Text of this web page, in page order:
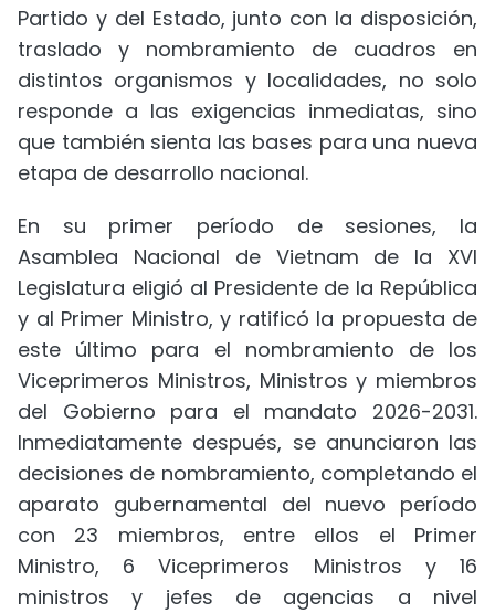
Partido y del Estado, junto con la disposición,
traslado y nombramiento de cuadros en
distintos organismos y localidades, no solo
responde a las exigencias inmediatas, sino
que también sienta las bases para una nueva
etapa de desarrollo nacional.
En su primer período de sesiones, la
Asamblea Nacional de Vietnam de la XVI
Legislatura eligió al Presidente de la República
y al Primer Ministro, y ratificó la propuesta de
este último para el nombramiento de los
Viceprimeros Ministros, Ministros y miembros
del Gobierno para el mandato 2026-2031.
Inmediatamente después, se anunciaron las
decisiones de nombramiento, completando el
aparato gubernamental del nuevo período
con 23 miembros, entre ellos el Primer
Ministro, 6 Viceprimeros Ministros y 16
ministros y jefes de agencias a nivel